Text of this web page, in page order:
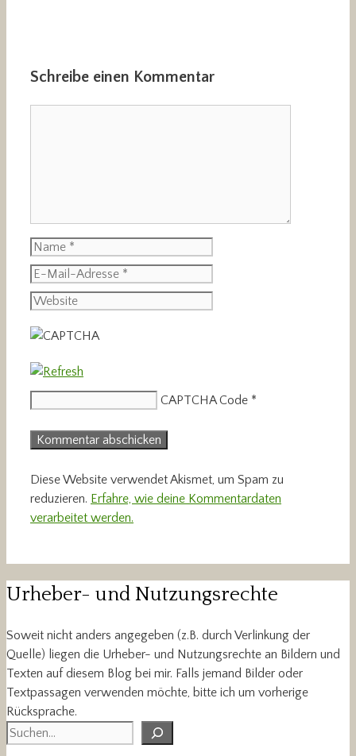
Schreibe einen Kommentar
Name
E-
Mail-
Adresse
Website
CAPTCHA Code *
Diese Website verwendet Akismet, um Spam zu
reduzieren. Erfahre, wie deine Kommentardaten
verarbeitet werden.
Urheber- und Nutzungsrechte
Soweit nicht anders angegeben (z.B. durch Verlinkung der
Quelle) liegen die Urheber- und Nutzungsrechte an Bildern und
Texten auf diesem Blog bei mir. Falls jemand Bilder oder
Textpassagen verwenden möchte, bitte ich um vorherige
Rücksprache.
Suchen